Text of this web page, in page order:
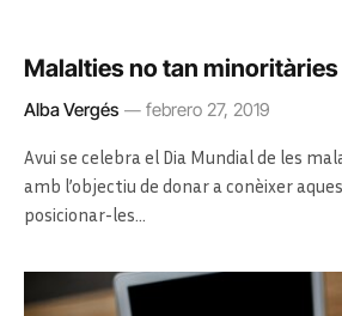
Malalties no tan minoritàries
Alba Vergés febrero 27, 2019
Avui se celebra el Dia Mundial de les
amb l’objectiu de donar a conèixer
posicionar-les…